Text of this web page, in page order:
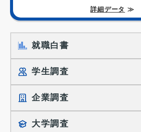
詳細データ ≫
就職白書
学生調査
就職プロセス調査
就職活動TOPICS
企業調査
採用に関する調査
大学調査